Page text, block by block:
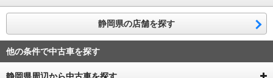
静岡県の店舗を探す
他の条件で中古車を探す
静岡県周辺から中古車を探す